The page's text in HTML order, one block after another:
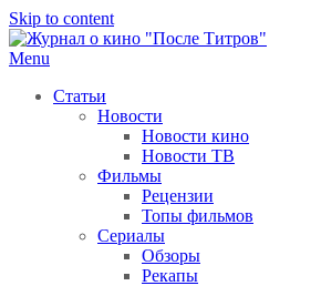
Skip to content
Menu
Статьи
Новости
Новости кино
Новости ТВ
Фильмы
Рецензии
Топы фильмов
Сериалы
Обзоры
Рекапы